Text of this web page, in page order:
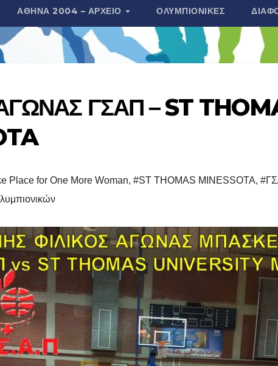
ΑΘΉΝΑ 2004 – ΑΡΧΕΊΟ ΟΛΥΜΠΙΟΝΊΚΕΣ
ΓΣΑΠ – ST
Place for One More Woman, #ST THOMAS MINESSOTA,